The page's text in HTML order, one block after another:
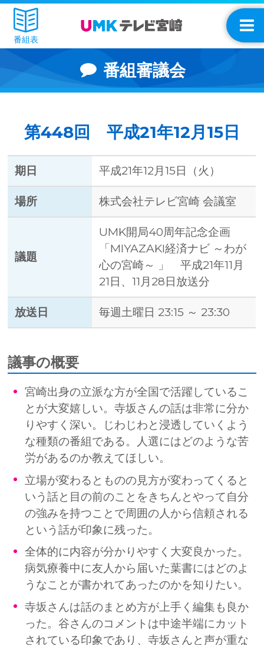
番組表
番組審議会
第448回 平成21年12月15日
期日 平成21年12月15日（火）
場所 株式会社テレビ宮崎 会議室
議題
UMK開局40周年記念企画
「MIYAZAKI経済ナビ ～わが
心の宮崎～ 」 平成21年11月
21日、11月28日放送分
放送日 毎週土曜日 23:15 ～ 23:30
議事の概要
宮崎出身の立派な方が全国で活躍しているこ
とが大変嬉しい。寺坂さんの話は非常に分か
りやすく深い。じわじわと浸透していくよう
な種類の番組である。人選にはどのような苦
労があるのか教えてほしい。
立場が変わるとものの見方が変わってくると
いう話と目の前のことをきちんとやって自分
の強みを持つことで周囲の人から信頼される
という話が印象に残った。
全体的に内容が分かりやすく大変良かった。
病気療養中に友人から届いた葉書にはどのよ
うなことが書かれてあったのかを知りたい。
寺坂さんは話のまとめ方が上手く編集も良か
った。谷さんのコメントは中途半端にカット
されている印象であり、寺坂さんと声が重な